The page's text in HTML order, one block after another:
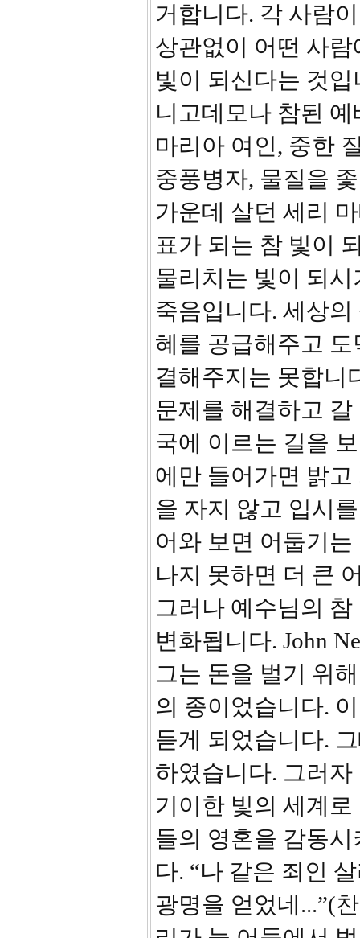
거합니다. 각 사람
상관없이 어떤 사
빛이 되신다는 것
니고데모나 참된
마리아 여인, 중한
중풍병자, 물질을
가운데 살던 세리
표가 되는 참 빛이
물리치는 빛이 되
죽음입니다. 세상
혜를 공급해주고
결해주지는 못합니
문제를 해결하고
국에 이르는 길을
에만 들어가면 밝
을 자지 않고 입시
어와 보면 어둡기
나지 못하면 더 큰
그러나 예수님의
변화됩니다. John
그는 돈을 벌기 위
의 종이었습니다.
듣게 되었습니다.
하였습니다. 그러
기이한 빛의 세계
들의 영혼을 감동
다. “나 같은 죄인
광명을 얻었네...”(